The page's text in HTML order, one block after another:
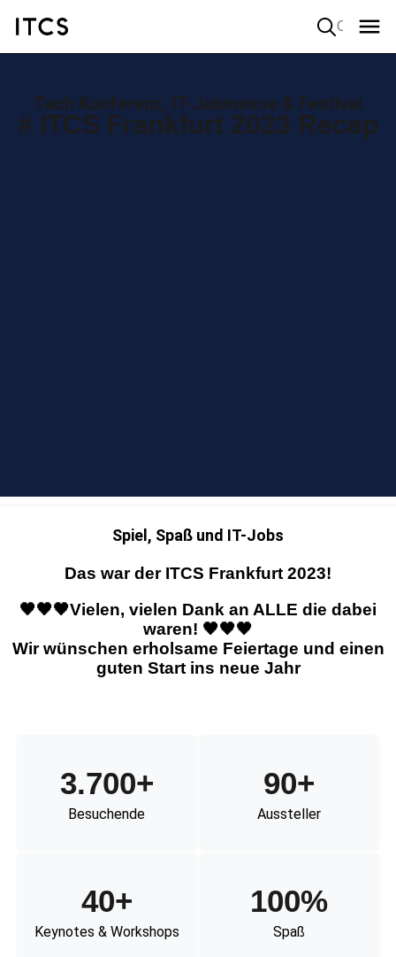
Tech Konferenz, IT-Jobmesse & Festival
# ITCS Frankfurt 2023 Recap
Spiel, Spaß und IT-Jobs
Das war der ITCS Frankfurt 2023!
🖤🖤🖤Vielen, vielen Dank an ALLE die dabei
waren! 🖤🖤🖤
Wir wünschen erholsame Feiertage und einen
guten Start ins neue Jahr
Besuchende
3.700+
Aussteller
90+
Keynotes & Workshops
40+
Spaß
100%